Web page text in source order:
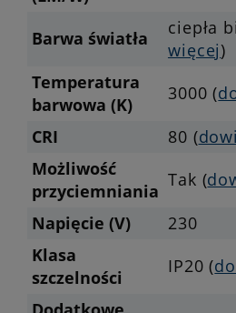
Barwa światła ciepła
więcej)
Temperatura
barwowa (K)
3000 (
CRI
80 (
Możliwość
przyciemniania
Tak (
Napięcie (V)
230
Klasa
szczelności
IP20 (